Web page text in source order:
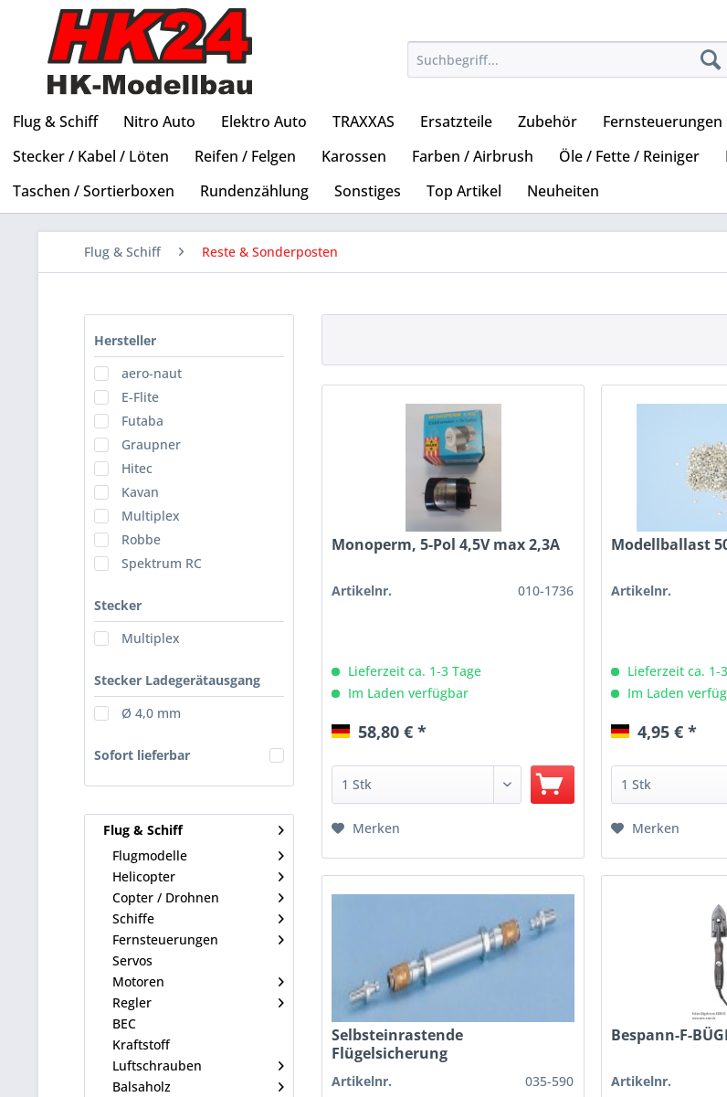
Flug & Schiff Nitro Auto Elektro Auto TRAXXAS Ersatzteile Zubehör Fernsteuerungen
Stecker / Kabel / Löten
Reifen / Felgen Karossen Farben / Airbrush Öle / Fette / Reiniger
Taschen / Sortierboxen
Rundenzählung Sonstiges Top Artikel Neuheiten
Flug & Schiff Reste & Sonderposten
Hersteller
aero-naut
E-Flite
Futaba
Graupner
Hitec
Kavan
Multiplex
Robbe
Spektrum RC
Stecker
Multiplex
Stecker Ladegerätausgang
Ø 4,0 mm
Sofort lieferbar
Flug & Schiff
Flugmodelle
Helicopter
Copter / Drohnen
Schiffe
Fernsteuerungen
Servos
Motoren
Regler
BEC
Kraftstoff
Luftschrauben
Balsaholz
Monoperm, 5-Pol 4,5V max 2,3A
Artikelnr. 010-1736
Lieferzeit ca. 1-3 Tage
Im Laden verfügbar
58,80 € *
Merken
Modellballast
Artikelnr.
Lieferzeit ca. 1-
Im Laden
4,95 € *
Merken
Selbsteinrastende
Flügelsicherung
Artikelnr. 035-590
Bespann-F-
Artikelnr.